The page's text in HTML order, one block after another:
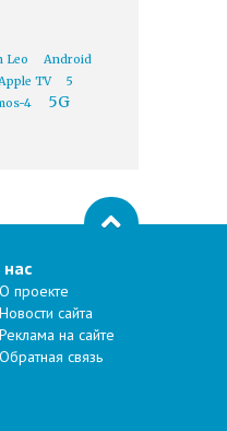
Leo
Android
TV
5
4 5G
О проекте
Новости сайта
Реклама на сайте
Обратная связь